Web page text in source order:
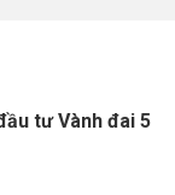
tư Vành đai 5